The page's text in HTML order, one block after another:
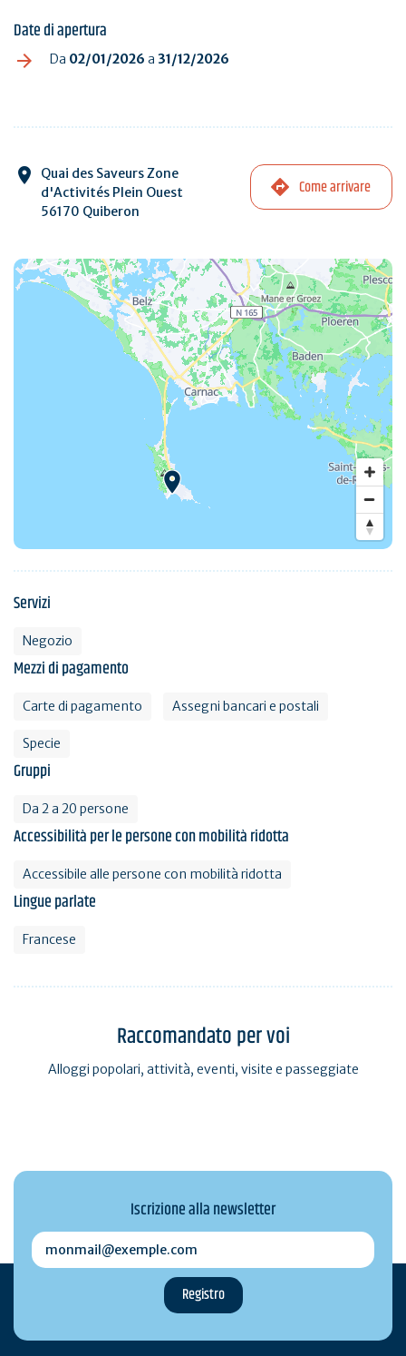
Date di apertura
Da 02/01/2026 a 31/12/2026
Quai des Saveurs Zone
d'Activités Plein Ouest
56170 Quiberon
Come arrivare
Servizi
Negozio
Mezzi di pagamento
Carte di pagamento Assegni bancari e postali
Specie
Gruppi
Da 2 a 20 persone
Accessibilità per le persone con mobilità ridotta
Accessibile alle persone con mobilità ridotta
Lingue parlate
Francese
Raccomandato per voi
Alloggi popolari, attività, eventi, visite e passeggiate
Iscrizione alla newsletter
monmail@exemple.com